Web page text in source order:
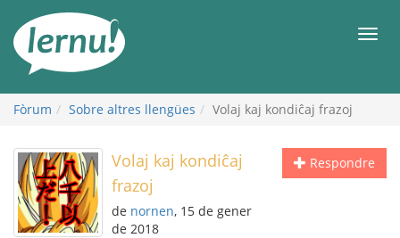
contingut
Fòrum Sobre altres llengües Volaj kaj kondiĉaj frazoj
Respondre
Volaj kaj kondiĉaj
frazoj
de nornen, 15 de gener
de 2018